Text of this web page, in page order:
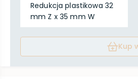
Redukcja plastikowa 32
mm Z x 35 mm W
Kup